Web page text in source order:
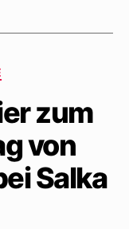
zum
von
Salka